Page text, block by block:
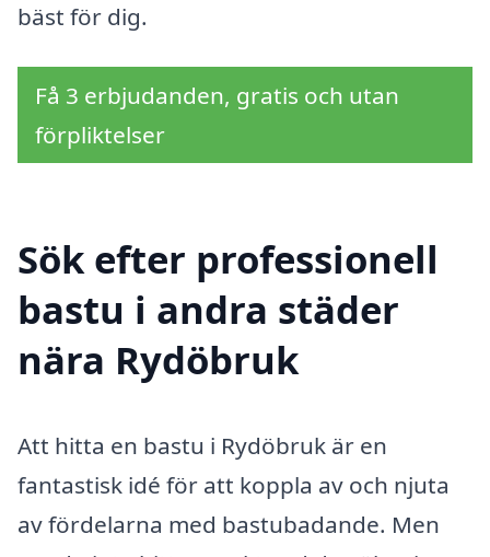
bäst för dig.
Få 3 erbjudanden, gratis och utan
förpliktelser
Sök efter professionell
bastu i andra städer
nära Rydöbruk
Att hitta en bastu i Rydöbruk är en
fantastisk idé för att koppla av och njuta
av fördelarna med bastubadande. Men